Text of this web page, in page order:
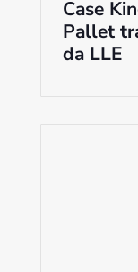
Case
Pallet
da LLE